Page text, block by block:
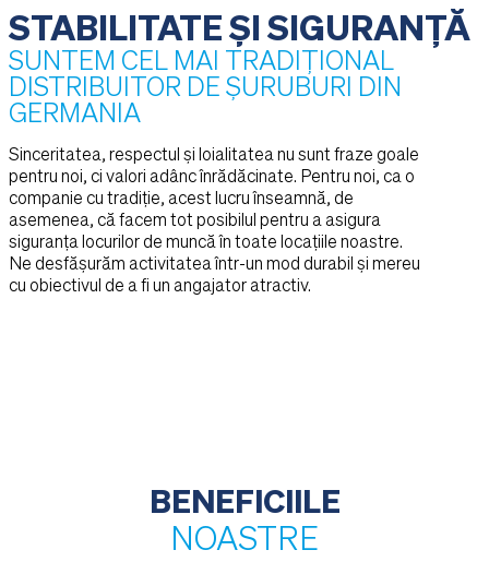
STABILITATE ȘI SIGURANȚĂ
SUNTEM CEL MAI TRADIȚIONAL
DISTRIBUITOR DE ȘURUBURI DIN
GERMANIA
Sinceritatea, respectul și loialitatea nu sunt fraze goale
pentru noi, ci valori adânc înrădăcinate. Pentru noi, ca o
companie cu tradiție, acest lucru înseamnă, de
asemenea, că facem tot posibilul pentru a asigura
siguranța locurilor de muncă în toate locațiile noastre.
Ne desfășurăm activitatea într-un mod durabil și mereu
cu obiectivul de a fi un angajator atractiv.
BENEFICIILE
NOASTRE